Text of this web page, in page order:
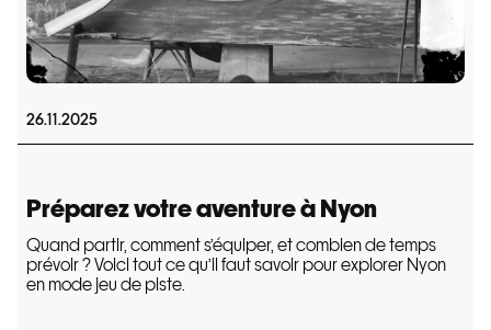
26.11.2025
Préparez votre aventure à Nyon
Quand partir, comment s’équiper, et combien de temps
prévoir ? Voici tout ce qu’il faut savoir pour explorer Nyon
en mode jeu de piste.